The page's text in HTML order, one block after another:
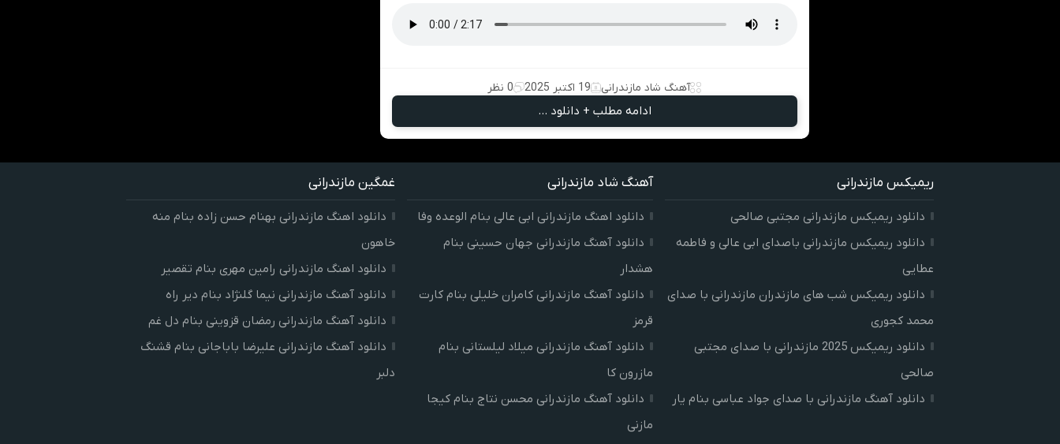
آهنگ شاد مازندرانی 19 اکتبر 2025 0 نظر
ادامه مطلب + دانلود ...
ریمیکس مازندرانی
دانلود ریمیکس مازندرانی مجتبی صالحی
دانلود ریمیکس مازندرانی باصدای ابی عالی و فاطمه
عطایی
دانلود ریمیکس شب های مازندران مازندرانی با صدای
محمد کجوری
دانلود ریمیکس 2025 مازندرانی با صدای مجتبی
صالحی
دانلود آهنگ مازندرانی با صدای جواد عباسی بنام یار
آهنگ شاد مازندرانی
دانلود اهنگ مازندرانی ابی عالی بنام الوعده وفا
دانلود آهنگ مازندرانی جهان حسینی بنام
هشدار
دانلود آهنگ مازندرانی کامران خلیلی بنام کارت
قرمز
دانلود آهنگ مازندرانی میلاد لیلستانی بنام
مازرون کا
دانلود آهنگ مازندرانی محسن نتاج بنام کیجا
مازنی
غمگین مازندرانی
دانلود اهنگ مازندرانی بهنام حسن زاده بنام منه
خاهون
دانلود اهنگ مازندرانی رامین مهری بنام تقصیر
دانلود آهنگ مازندرانی نیما گلنژاد بنام دیر راه
دانلود آهنگ مازندرانی رمضان قزوینی بنام دل غم
دانلود آهنگ مازندرانی علیرضا باباجانی بنام قشنگ
دلبر